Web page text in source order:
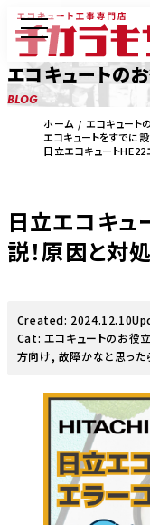
エコキュートの
BLOG
ホーム
エコキュート
エコキュートをすでに
日立エコキュート
日立エコキュ
説！原因と対
Created: 2024.12.10
Cat: エコキュートのお役
方向け, 故障かなと思った